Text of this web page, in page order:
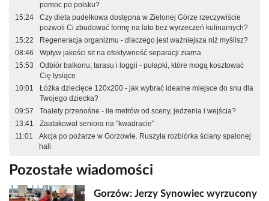
pomoc po polsku?
15:24
Czy dieta pudełkowa dostępna w Zielonej Górze rzeczywiście
pozwoli Ci zbudować formę na lato bez wyrzeczeń kulinarnych?
15:22
Regeneracja organizmu - dlaczego jest ważniejsza niż myślisz?
08:46
Wpływ jakości sit na efektywność separacji ziarna
15:53
Odbiór balkonu, tarasu i loggii - pułapki, które mogą kosztować
Cię tysiące
10:01
Łóżka dziecięce 120x200 - jak wybrać idealne miejsce do snu dla
Twojego dziecka?
09:57
Toalety przenośne - ile metrów od sceny, jedzenia i wejścia?
13:41
Zaatakował seniora na "kwadracie"
11:01
Akcja po pożarze w Gorzowie. Ruszyła rozbiórka ściany spalonej
hali
Pozostałe wiadomości
Gorzów: Jerzy Synowiec wyrzucony